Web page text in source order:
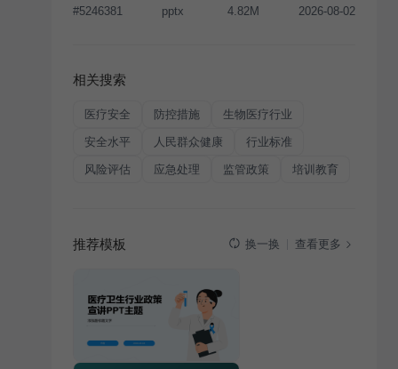
经投权许可任何人不得擅自转载和分发，否则将接照我
#5246381 pptx 4.82M 2026-08-02
相关搜索
医疗安全 防控措施 生物医疗行业
安全水平 人民群众健康 行业标准
风险评估 应急处理 监管政策 培训教育
推荐模板 换一换 查看更多